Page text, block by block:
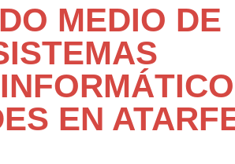
MEDIO DE
EN